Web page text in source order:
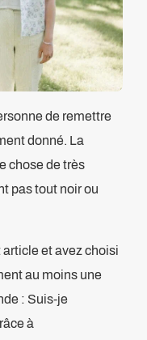
de remettre
donné. La
chose de très
pas tout noir ou
article et avez choisi
au moins une
: Suis-je
à